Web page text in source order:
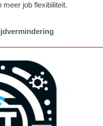
meer job flexibiliteit.